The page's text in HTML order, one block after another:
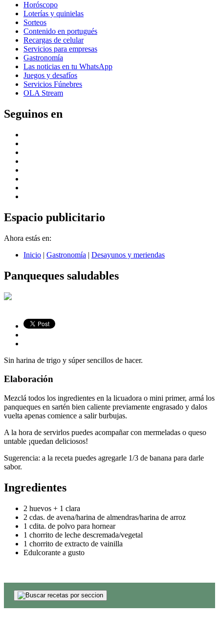
Horóscopo
Loterías y quinielas
Sorteos
Contenido en portugués
Recargas de celular
Servicios para empresas
Gastronomía
Las noticias en tu WhatsApp
Juegos y desafíos
Servicios Fúnebres
OLA Stream
Seguinos en
Espacio publicitario
Ahora estás en:
Inicio | Gastronomía | Desayunos y meriendas
Panqueques saludables
Sin harina de trigo y súper sencillos de hacer.
Elaboración
Mezclá todos los ingredientes en la licuadora o mini primer, armá los
panqueques en sartén bien caliente previamente engrasado y dalos
vuelta apenas comience a salir burbujas.
A la hora de servirlos puedes acompañar con mermeladas o queso
untable ¡quedan deliciosos!
Sugerencia: a la receta puedes agregarle 1/3 de banana para darle
sabor.
Ingredientes
2 huevos + 1 clara
2 cdas. de avena/harina de almendras/harina de arroz
1 cdita. de polvo para hornear
1 chorrito de leche descremada/vegetal
1 chorrito de extracto de vainilla
Edulcorante a gusto